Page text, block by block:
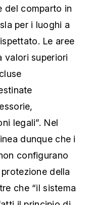
del comparto in
per i luoghi a
Le aree
valori superiori
legali”. Nel
dunque che i
configurano
della
che “il sistema